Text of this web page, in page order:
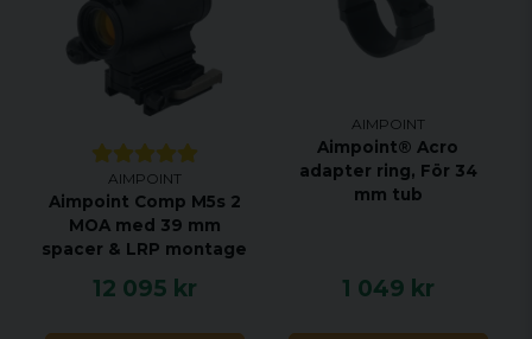
AIMPOINT
Aimpoint Comp M5s 2
MOA med 39 mm
spacer & LRP montage
12 095 kr
AIMPOINT
Aimpoint® Acro
adapter ring, För 34
mm tub
1 049 kr